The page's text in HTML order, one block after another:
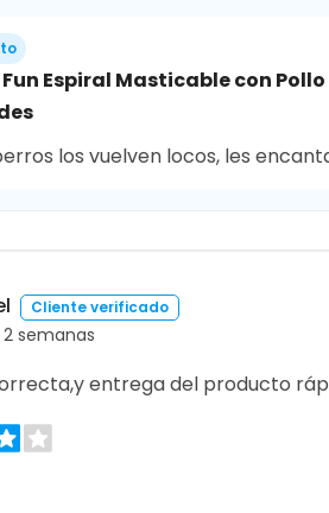
Espiral Masticable con Pollo
los vuelven locos, les
Cliente verificado
semanas
entrega del producto